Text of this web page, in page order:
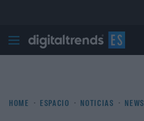
Digital Trends Español
HOME ESPACIO NOTICIAS NEWS